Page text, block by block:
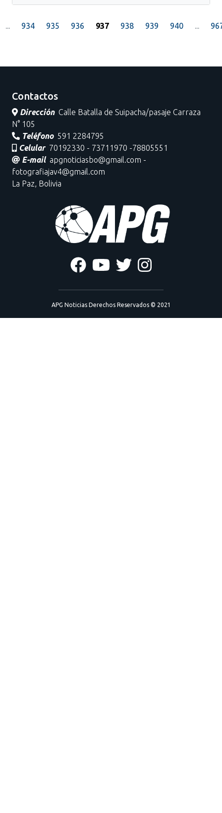
... 934 935 936 937 938 939 940 ...
Contactos
Dirección Calle Batalla de Suipacha/pasaje Carraza
N° 105
Teléfono 591 2284795
Celular 70192330 - 73711970 -78805551
E-mail apgnoticiasbo@gmail.com -
fotografiajav4@gmail.com
La Paz, Bolivia
APG Noticias Derechos Reservados © 2021